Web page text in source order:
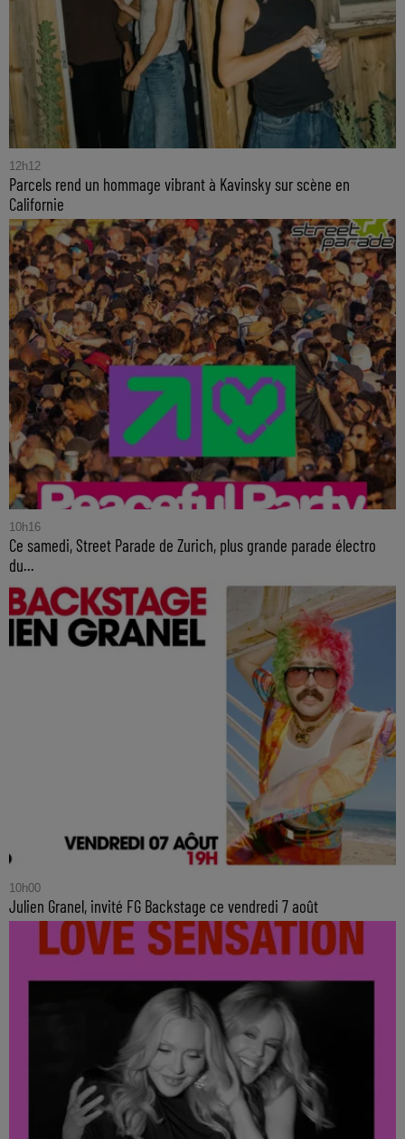
12h12
Parcels rend un hommage vibrant à Kavinsky sur scène en
Californie
10h16
Ce samedi, Street Parade de Zurich, plus grande parade électro
du...
10h00
Julien Granel, invité FG Backstage ce vendredi 7 août